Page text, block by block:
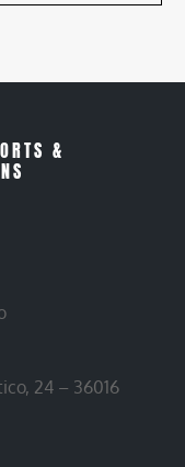
&
24 – 36016